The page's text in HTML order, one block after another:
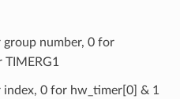
group number, 0 for
index, 0 for hw_timer[0] & 1